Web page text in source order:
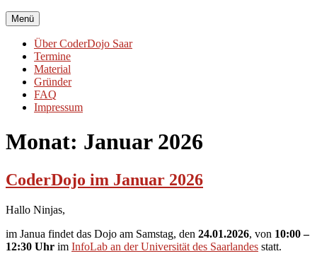
Menü
Über CoderDojo Saar
Termine
Material
Gründer
FAQ
Impressum
Monat: Januar 2026
CoderDojo im Januar 2026
Hallo Ninjas,
im Janua findet das Dojo am Samstag, den 24.01.2026, von 10:00 –
12:30 Uhr im InfoLab an der Universität des Saarlandes statt.